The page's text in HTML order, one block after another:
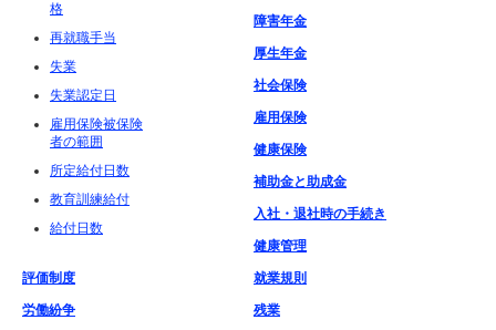
格
再就職手当
失業
失業認定日
雇用保険被保険
者の範囲
所定給付日数
教育訓練給付
給付日数
障害年金
厚生年金
社会保険
雇用保険
健康保険
補助金と助成金
入社・退社時の手続き
健康管理
評価制度 就業規則
労働紛争 残業